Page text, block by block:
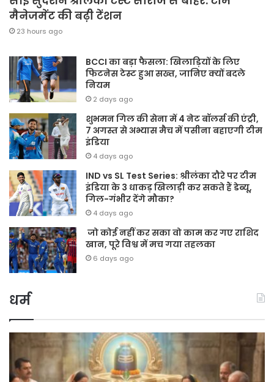
मैनेजमेंट की बढ़ी टेंशन
23 hours ago
BCCI का बड़ा फैसला: खिलाड़ियों के लिए
फिटनेस टेस्ट हुआ सख्त, जानिए क्यों बदले
नियम
2 days ago
शुभमन गिल की सेना में 4 नेट बॉलर्स की एंट्री,
7 अगस्त से अभ्यास मैच में पसीना बहाएगी टीम
इंडिया
4 days ago
IND vs SL Test Series: श्रीलंका दौरे पर टीम
इंडिया के 3 धाकड़ खिलाड़ी कर सकते हैं डेब्यू,
गिल-गंभीर देंगे मौका?
4 days ago
जो कोई नहीं कर सका वो काम कर गए राशिद
खान, पूरे विश्व में मच गया तहलका
6 days ago
धर्म